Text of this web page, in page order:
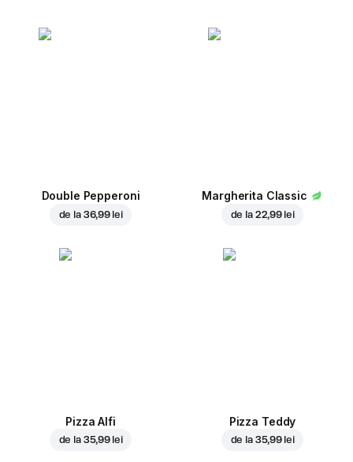
Double Pepperoni
de la 36,99 lei
Margherita Classic
de la 22,99 lei
Pizza Alfi
de la 35,99 lei
Pizza Teddy
de la 35,99 lei